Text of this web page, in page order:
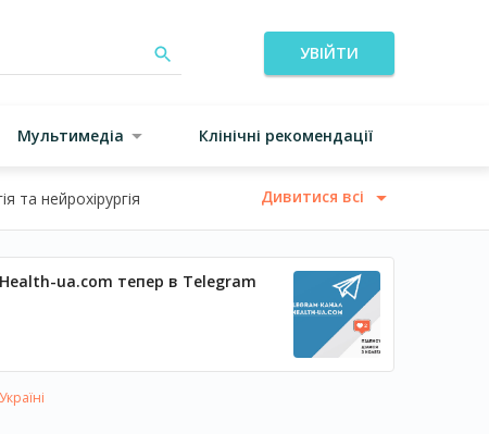
УВІЙТИ
Мультимедіа Клінічні рекомендації
та нейрохірургія Дивитися всі
Health-ua.com тепер в Telegram